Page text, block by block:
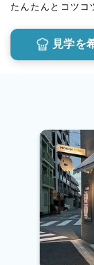
たんたんとコツコ
見学を